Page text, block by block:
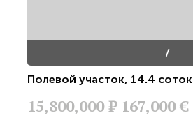
/
Полевой участок, 14.4 соток
15,800,000Р 167,000 €